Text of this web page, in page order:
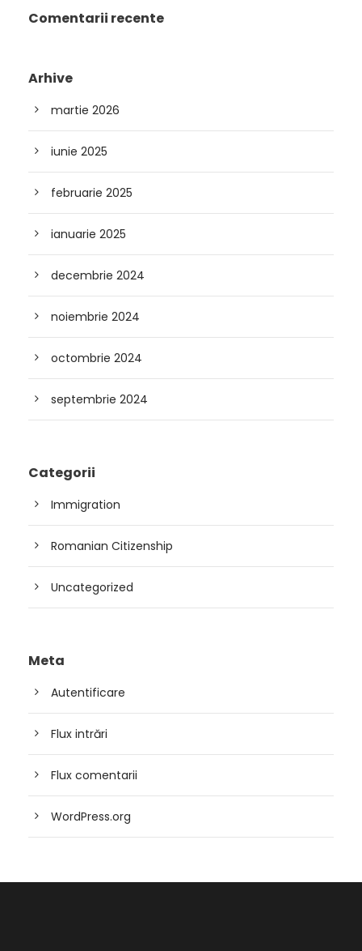
Comentarii recente
Arhive
martie 2026
iunie 2025
februarie 2025
ianuarie 2025
decembrie 2024
noiembrie 2024
octombrie 2024
septembrie 2024
Categorii
Immigration
Romanian Citizenship
Uncategorized
Meta
Autentificare
Flux intrări
Flux comentarii
WordPress.org